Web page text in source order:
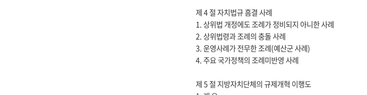
제 4 절 자치법규 흠결 사례
1. 상위법 개정에도 조례가 정비되지 아니한 사례
2. 상위법령과 조례의 충돌 사례
3. 운영사례가 전무한 조례(예산군 사례)
4. 주요 국가정책의 조례미반영 사례
제 5 절 지방자치단체의 규제개혁 이행도